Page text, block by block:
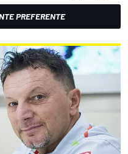
PREFERENTE